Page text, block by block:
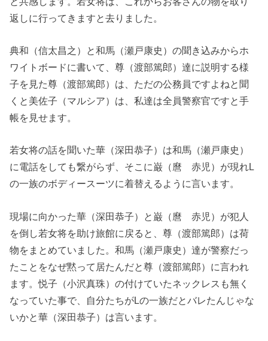
返しに行ってきますと去りました。
典和（信太昌之）と和馬（瀬戸康史）の聞き込みからホ
ワイトボードに書いて、尊（渡部篤郎）達に説明する様
子を見た尊（渡部篤郎）は、ただの公務員ですよねと聞
くと美佐子（マルシア）は、私達は全員警察官ですと手
帳を見せます。
若女将の話を聞いた華（深田恭子）は和馬（瀬戸康史）
に電話をしても繋がらず、そこに巌（麿 赤児）が現れL
の一族のボディースーツに着替えるように言います。
現場に向かった華（深田恭子）と巌（麿 赤児）が犯人
を倒し若女将を助け旅館に戻ると、尊（渡部篤郎）は荷
物をまとめていました。和馬（瀬戸康史）達が警察だっ
たことをなぜ黙って居たんだと尊（渡部篤郎）に言われ
ます。悦子（小沢真珠）の付けていたネックレスも無く
なっていた事で、自分たちがLの一族だとバレたんじゃな
いかと華（深田恭子）は言います。